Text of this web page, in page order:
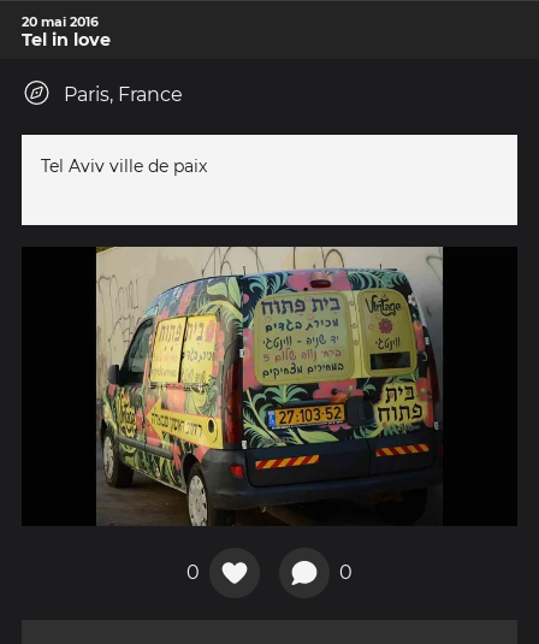
20 mai 2016
Tel in love
Paris, France
Tel Aviv ville de paix
0 0